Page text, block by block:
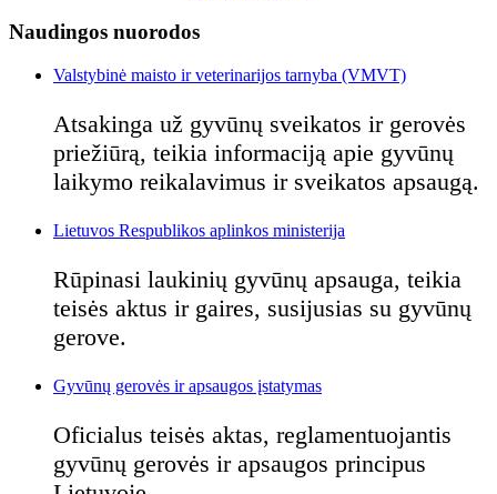
Naudingos nuorodos
Valstybinė maisto ir veterinarijos tarnyba (VMVT)
Atsakinga už gyvūnų sveikatos ir gerovės
priežiūrą, teikia informaciją apie gyvūnų
laikymo reikalavimus ir sveikatos apsaugą.
Lietuvos Respublikos aplinkos ministerija
Rūpinasi laukinių gyvūnų apsauga, teikia
teisės aktus ir gaires, susijusias su gyvūnų
gerove.
Gyvūnų gerovės ir apsaugos įstatymas
Oficialus teisės aktas, reglamentuojantis
gyvūnų gerovės ir apsaugos principus